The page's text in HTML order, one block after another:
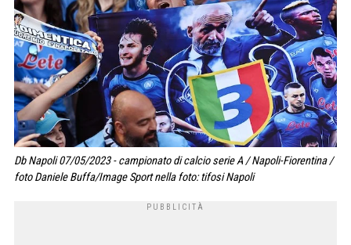
Db Napoli 07/05/2023 - campionato di calcio serie A / Napoli-Fiorentina /
foto Daniele Buffa/Image Sport nella foto: tifosi Napoli